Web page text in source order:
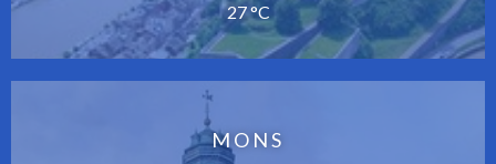
27 °C
MONS